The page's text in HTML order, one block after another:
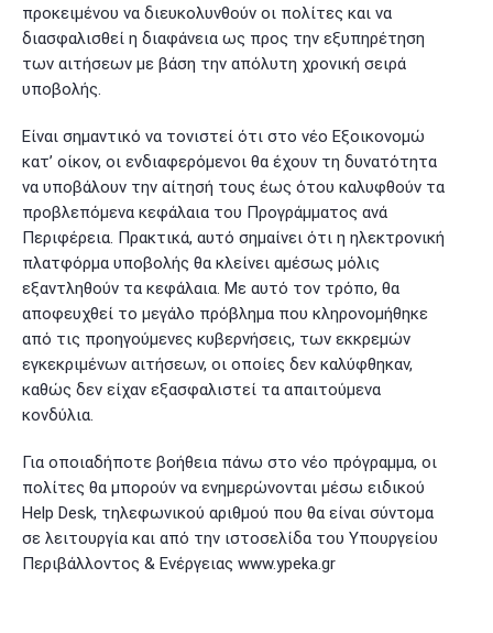
προκειμένου να διευκολυνθούν οι πολίτες και να
διασφαλισθεί η διαφάνεια ως προς την εξυπηρέτηση
των αιτήσεων με βάση την απόλυτη χρονική σειρά
υποβολής.
Είναι σημαντικό να τονιστεί ότι στο νέο Εξοικονομώ
κατ’ οίκον, οι ενδιαφερόμενοι θα έχουν τη δυνατότητα
να υποβάλουν την αίτησή τους έως ότου καλυφθούν τα
προβλεπόμενα κεφάλαια του Προγράμματος ανά
Περιφέρεια. Πρακτικά, αυτό σημαίνει ότι η ηλεκτρονική
πλατφόρμα υποβολής θα κλείνει αμέσως μόλις
εξαντληθούν τα κεφάλαια. Με αυτό τον τρόπο, θα
αποφευχθεί το μεγάλο πρόβλημα που κληρονομήθηκε
από τις προηγούμενες κυβερνήσεις, των εκκρεμών
εγκεκριμένων αιτήσεων, οι οποίες δεν καλύφθηκαν,
καθώς δεν είχαν εξασφαλιστεί τα απαιτούμενα
κονδύλια.
Για οποιαδήποτε βοήθεια πάνω στο νέο πρόγραμμα, οι
πολίτες θα μπορούν να ενημερώνονται μέσω ειδικού
Help Desk, τηλεφωνικού αριθμού που θα είναι σύντομα
σε λειτουργία και από την ιστοσελίδα του Υπουργείου
Περιβάλλοντος & Ενέργειας www.ypeka.gr